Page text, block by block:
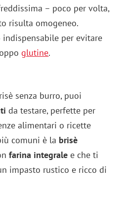
– poco per volta,
risulta omogeneo.
per evitare
glutine.
senza burro, puoi
da testare, perfette per
alimentari o ricette
comuni è la brisè
farina integrale e che ti
impasto rustico e ricco di